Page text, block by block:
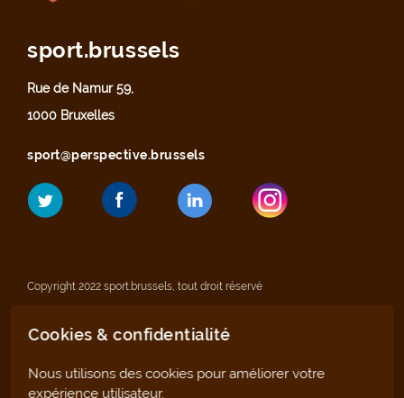
sport.brussels
Rue de Namur 59,
1000 Bruxelles
sport@perspective.brussels
Copyright 2022 sport.brussels, tout droit réservé
Mentions légales
Déclaration de confidentialité
Cookies & confidentialité
Nous utilisons des cookies pour améliorer votre
expérience utilisateur.